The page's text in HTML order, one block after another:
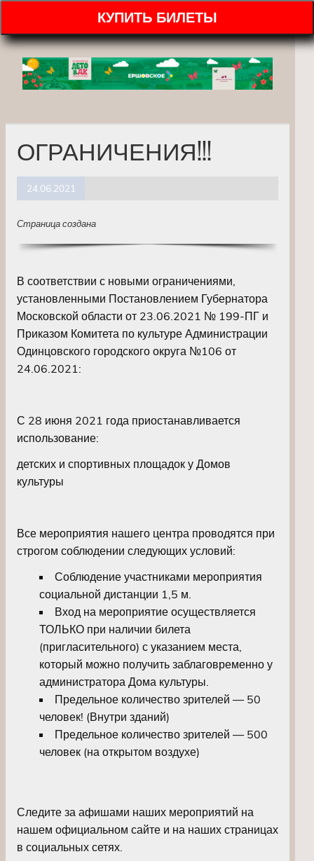
КУПИТЬ БИЛЕТЫ
ОГРАНИЧЕНИЯ!!!
24.06.2021
Страница создана
В соответствии с новыми ограничениями,
установленными Постановлением Губернатора
Московской области от 23.06.2021 № 199-ПГ и
Приказом Комитета по культуре Администрации
Одинцовского городского округа №106 от
24.06.2021:
С 28 июня 2021 года приостанавливается
использование:
детских и спортивных площадок у Домов
культуры
Все мероприятия нашего центра проводятся при
строгом соблюдении следующих условий:
Соблюдение участниками мероприятия
социальной дистанции 1,5 м.
Вход на мероприятие осуществляется
ТОЛЬКО при наличии билета
(пригласительного) с указанием места,
который можно получить заблаговременно у
администратора Дома культуры.
Предельное количество зрителей — 50
человек! (Внутри зданий)
Предельное количество зрителей — 500
человек (на открытом воздухе)
Следите за афишами наших мероприятий на
нашем официальном сайте и на наших страницах
в социальных сетях.